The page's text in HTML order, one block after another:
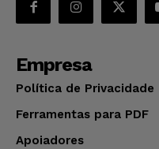
Empresa
Política de Privacidade
Ferramentas para PDF
Apoiadores